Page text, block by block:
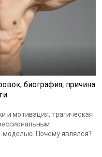
биография, причина
и мотивация, трагическая
моделью. Почему являлся?